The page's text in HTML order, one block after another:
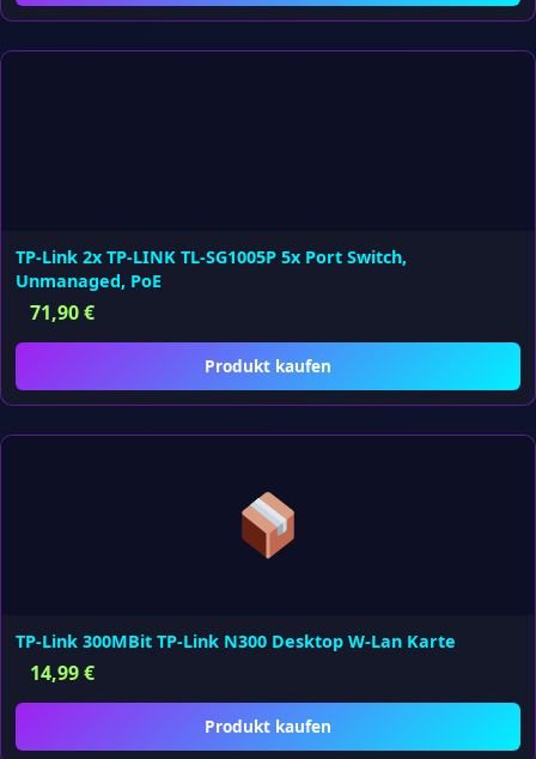
TP-Link 2x TP-LINK TL-SG1005P 5x Port Switch,
Unmanaged, PoE
71,90€
Produkt kaufen
TP-Link 300MBit TP-Link N300 Desktop W-Lan Karte
14,99€
Produkt kaufen